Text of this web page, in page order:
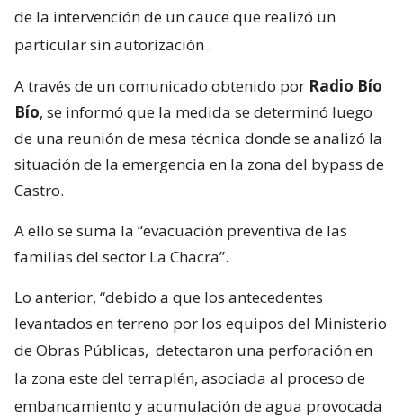
de la intervención de un cauce que realizó un
particular sin autorización .
A través de un comunicado obtenido por Radio Bío
Bío, se informó que la medida se determinó luego
de una reunión de mesa técnica donde se analizó la
situación de la emergencia en la zona del bypass de
Castro.
A ello se suma la “evacuación preventiva de las
familias del sector La Chacra”.
Lo anterior, “debido a que los antecedentes
levantados en terreno por los equipos del Ministerio
de Obras Públicas, detectaron una perforación en
la zona este del terraplén, asociada al proceso de
embancamiento y acumulación de agua provocada